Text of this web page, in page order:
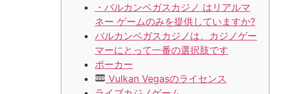
・バルカンベガスカジノ はリアルマ
ネー ゲームのみを提供していますか?
バルカンベガスカジノは、カジノゲー
マーにとって一番の選択肢です
ポーカー
Vulkan Vegasのライセンス